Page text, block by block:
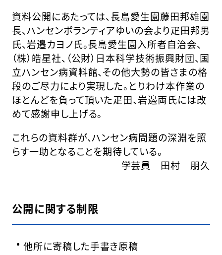
資料公開にあたっては、長島愛生園藤田邦雄園
長、ハンセンボランティアゆいの会より疋田邦男
氏、岩邉カヨノ氏。長島愛生園入所者自治会、
（株）皓星社、（公財）日本科学技術振興財団、国
立ハンセン病資料館、その他大勢の皆さまの格
段のご尽力により実現した。とりわけ本作業の
ほとんどを負って頂いた疋田、岩邉両氏には改
めて感謝申し上げる。
これらの資料群が、ハンセン病問題の深淵を照
らす一助となることを期待している。
学芸員 田村 朋久
公開に関する制限
他所に寄稿した手書き原稿